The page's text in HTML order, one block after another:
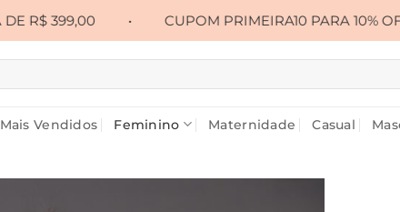
• CUPOM PRIMEIRA10 PARA 10% OFF • FRETE
Mais Vendidos Feminino Maternidade Casual